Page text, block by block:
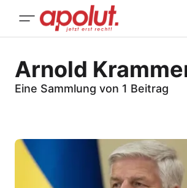
Arnold
Eine Sammlung von 1 Beitrag